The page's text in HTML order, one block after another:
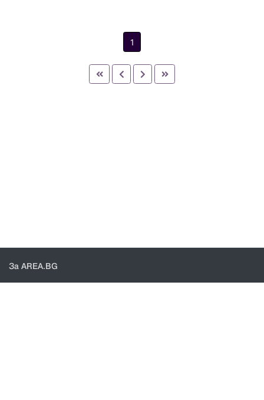
1
За AREA.BG